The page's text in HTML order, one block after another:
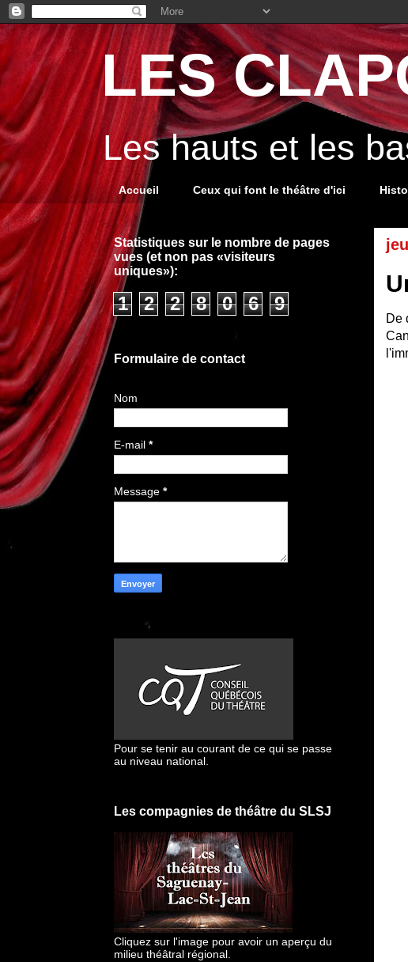
LES
Les hauts et les
Accueil Ceux qui font le théâtre d'ici
De
Statistiques sur le nombre de pages
vues (et non pas «visiteurs
uniques»):
1 2 2 8 0 6 9
Formulaire de contact
Nom
E-mail *
Message *
Pour se tenir au courant de ce qui se passe
au niveau national.
Les compagnies de théâtre du SLSJ
Cliquez sur l'image pour avoir un aperçu du
milieu théâtral régional.